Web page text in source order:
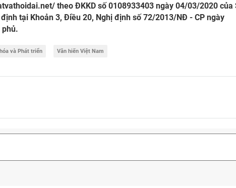
theo ĐKKD số 0108933403 ngày 04/03/2020 của
tại Khoản 3, Điều 20, Nghị định số 72/2013/NĐ - CP ngày
phủ.
và Phát triển Văn hiến Việt Nam